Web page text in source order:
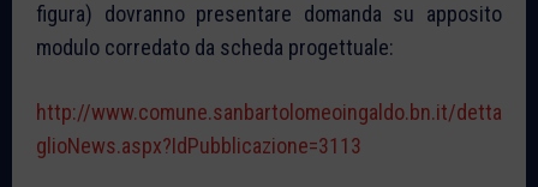
figura) dovranno presentare domanda su apposito
modulo corredato da scheda progettuale:
http://www.comune.sanbartolomeoingaldo.bn.it/detta
glioNews.aspx?IdPubblicazione=3113